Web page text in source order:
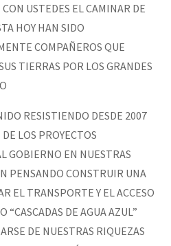
USTEDES EL CAMINAR DE
HOY HAN SIDO
COMPAÑEROS QUE
TIERRAS POR LOS GRANDES
RESISTIENDO DESDE 2007
LOS PROYECTOS
GOBIERNO EN NUESTRAS
PENSANDO CONSTRUIR UNA
EL TRANSPORTE Y EL ACCESO
DE AGUA AZUL”
DE NUESTRAS RIQUEZAS